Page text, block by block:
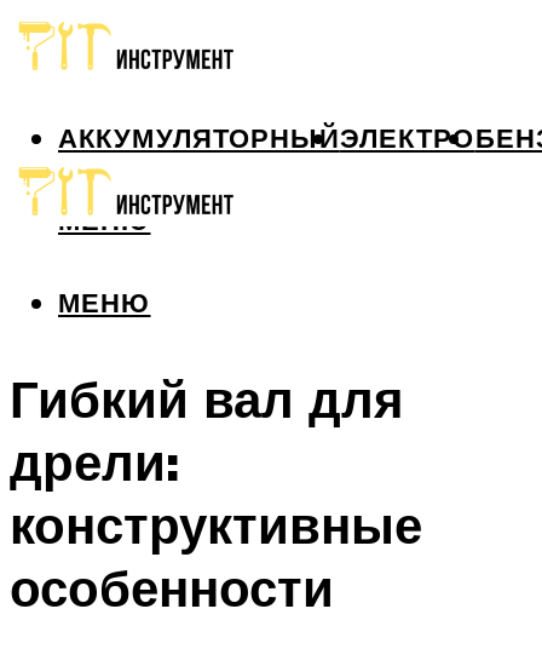
АККУМУЛЯТОРНЫЙЭЛЕКТРО
МЕНЮ
МЕНЮ
Гибкий вал для
дрели:
конструктивные
особенности